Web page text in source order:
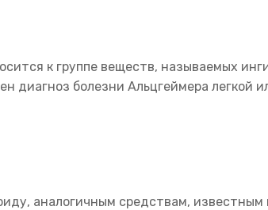
к группе веществ, называемых
диагноз болезни Альцгеймера легкой
аналогичным средствам,